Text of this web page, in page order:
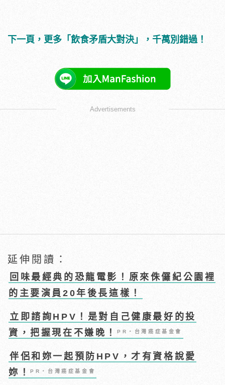
下一頁，更多「飲食矛盾大對決」，千萬別錯過！
Advertisements
延伸閱讀：
回味最經典的恐龍電影！原來侏儸紀公園裡
的主要演員20年後長這樣！
立即諮詢HPV！是對自己健康最好的投
資，把握現在不嫌晚！PR・台灣癌症基金會
伴侶和妳一起預防HPV，才有資格說愛
妳！PR・台灣癌症基金會